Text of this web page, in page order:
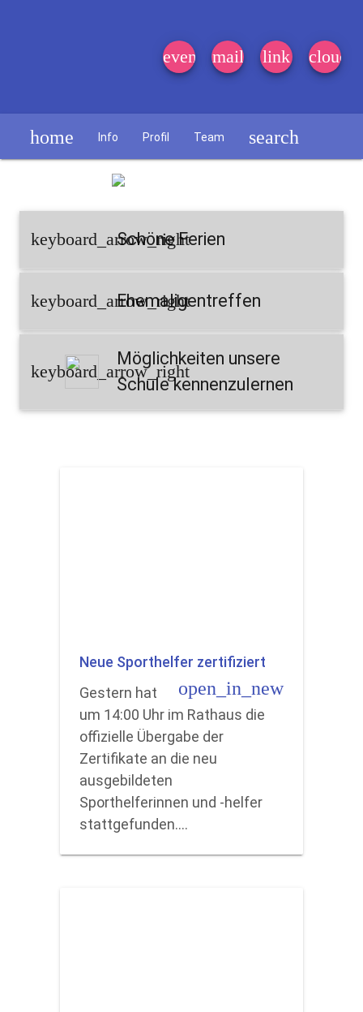
event_note
mail link cloud
home Info Profil Team search
keyboard_arrow_right
Schöne Ferien
keyboard_arrow_rightEhemaligentreffen
keyboard_arrow_right
Möglichkeiten unsere
Schule kennenzulernen
Neue Sporthelfer zertifiziert
open_in_new
Gestern hat
um 14:00 Uhr im Rathaus die
offizielle Übergabe der
Zertifikate an die neu
ausgebildeten
Sporthelferinnen und -helfer
stattgefunden.…